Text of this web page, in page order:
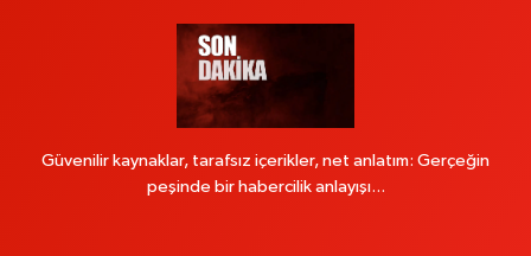
Güvenilir kaynaklar, tarafsız içerikler, net anlatım: Gerçeğin
peşinde bir habercilik anlayışı...